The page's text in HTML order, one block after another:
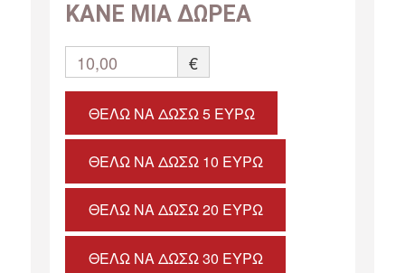
ΚΑΝΕ ΜΙΑ ΔΩΡΕΑ
10,00 €
ΘΈΛΩ ΝΑ ΔΏΣΩ 5 ΕΥΡΏ
ΘΈΛΩ ΝΑ ΔΏΣΩ 10 ΕΥΡΏ
ΘΈΛΩ ΝΑ ΔΏΣΩ 20 ΕΥΡΏ
ΘΈΛΩ ΝΑ ΔΏΣΩ 30 ΕΥΡΏ